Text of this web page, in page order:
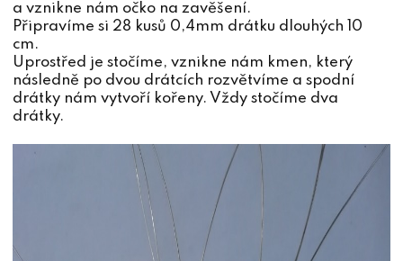
a vznikne nám očko na zavěšení.
Připravíme si 28 kusů 0,4mm drátku dlouhých 10
cm.
Uprostřed je stočíme, vznikne nám kmen, který
následně po dvou drátcích rozvětvíme a spodní
drátky nám vytvoří kořeny. Vždy stočíme dva
drátky.